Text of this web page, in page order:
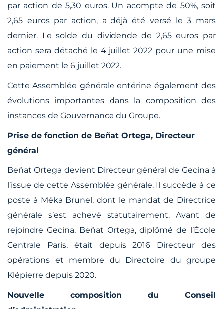
par action de 5,30 euros. Un acompte de 50%, soit
2,65 euros par action, a déjà été versé le 3 mars
dernier. Le solde du dividende de 2,65 euros par
action sera détaché le 4 juillet 2022 pour une mise
en paiement le 6 juillet 2022.
Cette Assemblée générale entérine également des
évolutions importantes dans la composition des
instances de Gouvernance du Groupe.
Prise de fonction de Beñat Ortega, Directeur
général
Beñat Ortega devient Directeur général de Gecina à
l’issue de cette Assemblée générale. Il succède à ce
poste à Méka Brunel, dont le mandat de Directrice
générale s’est achevé statutairement. Avant de
rejoindre Gecina, Beñat Ortega, diplômé de l’École
Centrale Paris, était depuis 2016 Directeur des
opérations et membre du Directoire du groupe
Klépierre depuis 2020.
Nouvelle composition du Conseil